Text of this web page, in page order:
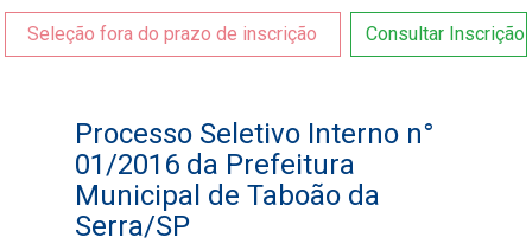
Seleção fora do prazo de inscrição Consultar Inscrição
Processo Seletivo Interno n°
01/2016 da Prefeitura
Municipal de Taboão da
Serra/SP